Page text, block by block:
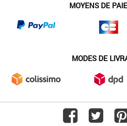
MOYENS DE
MODES DE